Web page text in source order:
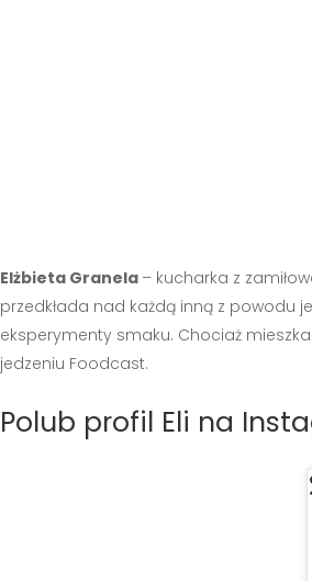
Elżbieta Granela – kucharka z
przedkłada nad każdą inną z powodu
eksperymenty smaku. Chociaż
jedzeniu Foodcast.
Polub profil Eli na